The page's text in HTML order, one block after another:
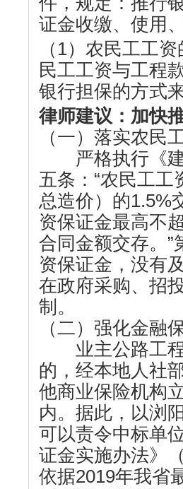
证金收缴、使用
（1）农民工工
民工工资与工程
银行担保的方式
律师建议 ：加快
（一）落实农民
严格执行《建
五条：“农民工
总造价）的1.5%
资保证金最高不
合同金额交存。
资保证金，没有
在政府采购、招
制。
（二）强化金融
业主公路工程
的，经本地人社
他商业保险机构
内。据此，以浏
可以责令中标单
证金实施办法》
依据2019年我省